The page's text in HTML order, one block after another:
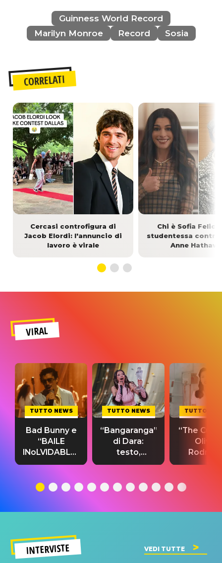
Guinness World Record
Marilyn Monroe
Record Sosia
CORRELATI
Cercasi controfigura di
Jacob Elordi: l'annuncio di
lavoro è virale
Chi è Sofia
studentessa
Anne
VIRAL
TUTTO NEWS
Bad Bunny e
“BAILE
INoLVIDABLE”:
testo,
significato
TUTTO NEWS
“Bangaranga”
di Dara:
testo,
traduzione e
del singolo
TUTTO
“The
Olivia
testo,
INTERVISTE VEDI TUTTE